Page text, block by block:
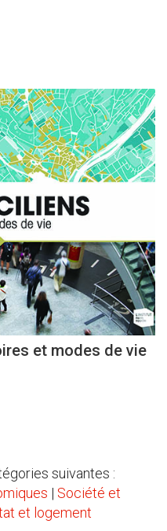
et modes de vie
suivantes :
| Société et
et logement